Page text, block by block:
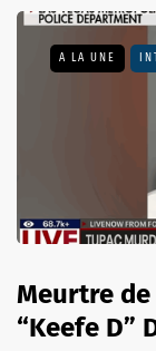
A LA UNE
Meurtre de
“Keefe D”